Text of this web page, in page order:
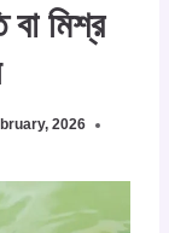
বা মিশ্র
2026